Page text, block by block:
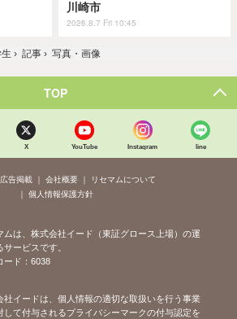
川崎市
2026.8.7 Fri 10:45
› 記事 › 写真・画像
TOP
X YouTube Instagram line
広告掲載 会社概要
リセマムについて
個人情報保護方針
ムは、株式会社イード（東証グロース上場）の運
サービスです。
ード：6038
社イードは、個人情報の適切な取扱いを行う事業
して付与されるプライバシーマークの付与認定を